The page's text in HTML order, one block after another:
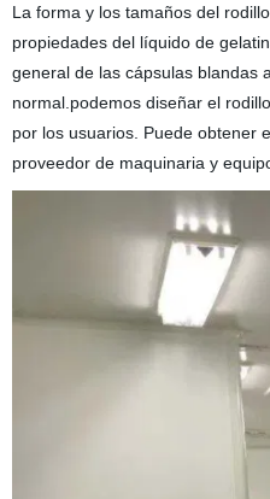
La forma y los tamaños del
propiedades del líquido de
general de las cápsulas blandas
normal.podemos diseñar el
por los usuarios. Puede obtener
proveedor de maquinaria y